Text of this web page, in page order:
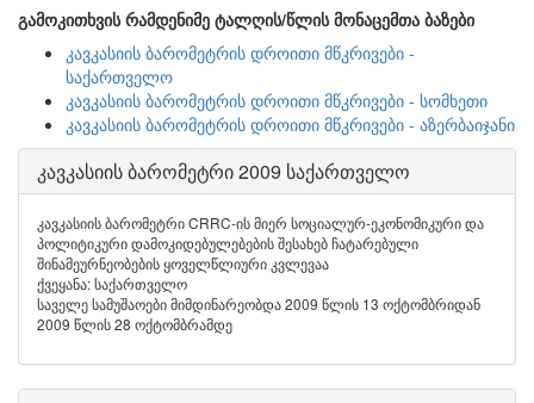
გამოკითხვის რამდენიმე ტალღის/წლის მონაცემთა ბაზები
კავკასიის ბარომეტრის დროითი მწკრივები -
საქართველო
კავკასიის ბარომეტრის დროითი მწკრივები - სომხეთი
კავკასიის ბარომეტრის დროითი მწკრივები - აზერბაიჯანი
კავკასიის ბარომეტრი 2009 საქართველო
კავკასიის ბარომეტრი CRRC-ის მიერ სოციალურ-ეკონომიკური და
პოლიტიკური დამოკიდებულებების შესახებ ჩატარებული
შინამეურნეობების ყოველწლიური კვლევაა
ქვეყანა: საქართველო
საველე სამუშაოები მიმდინარეობდა 2009 წლის 13 ოქტომბრიდან
2009 წლის 28 ოქტომბრამდე